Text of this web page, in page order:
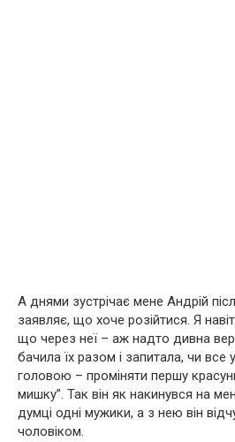
А днями зустрічає мене Андрій
заявляє, що хоче розійтися. Я
що через неї – аж надто дивна
бачила їх разом і запитала, чи все
головою – проміняти першу
мишку”. Так він як накинувся на
думці одні мужики, а з нею він
чоловіком.